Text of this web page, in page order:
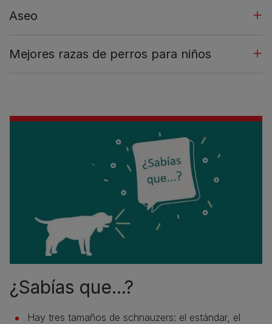
Aseo
Mejores razas de perros para niños
¿Sabías que...?
Hay tres tamaños de schnauzers: el estándar, el